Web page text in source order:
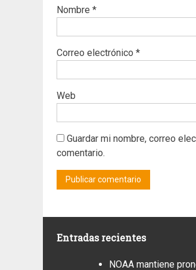
Nombre *
Correo electrónico *
Web
Guardar mi nombre, correo
comentario.
Entradas recientes
NOAA mantiene